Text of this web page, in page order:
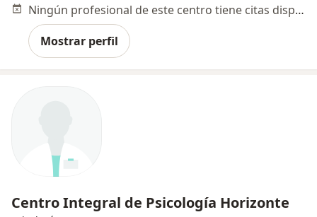
Ningún profesional de este centro tiene citas disponibles
Mostrar perfil
Centro Integral de Psicología Horizonte